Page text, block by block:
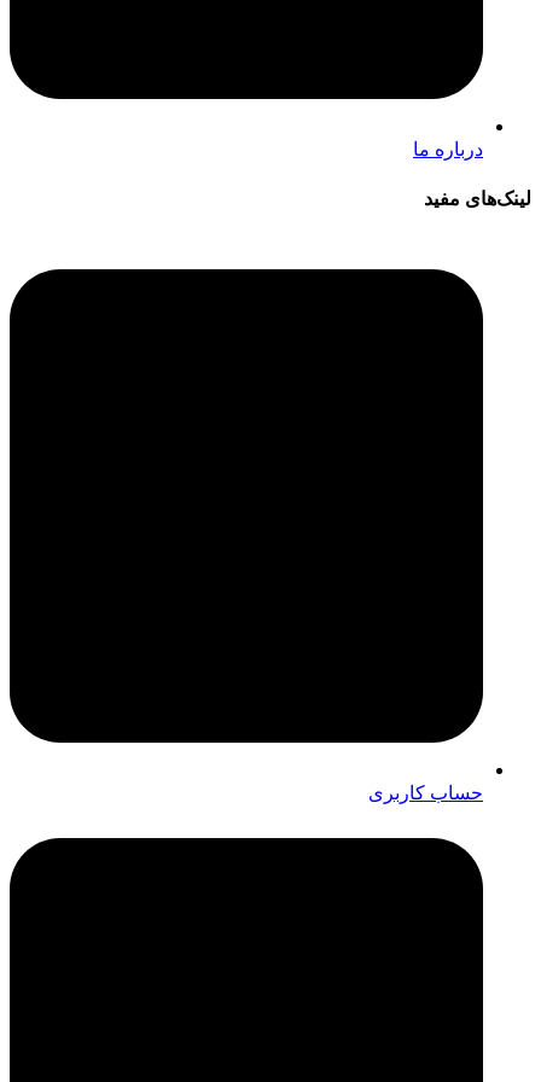
درباره ما
لینک‌های مفید
حساب کاربری